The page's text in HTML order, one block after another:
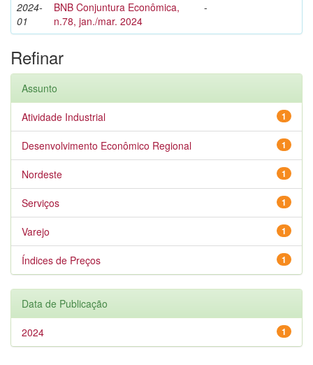
2024-
01
BNB Conjuntura Econômica,
n.78, jan./mar. 2024
-
Refinar
Assunto
1
Atividade Industrial
1
Desenvolvimento Econômico Regional
1
Nordeste
1
Serviços
1
Varejo
1
Índices de Preços
Data de Publicação
1
2024